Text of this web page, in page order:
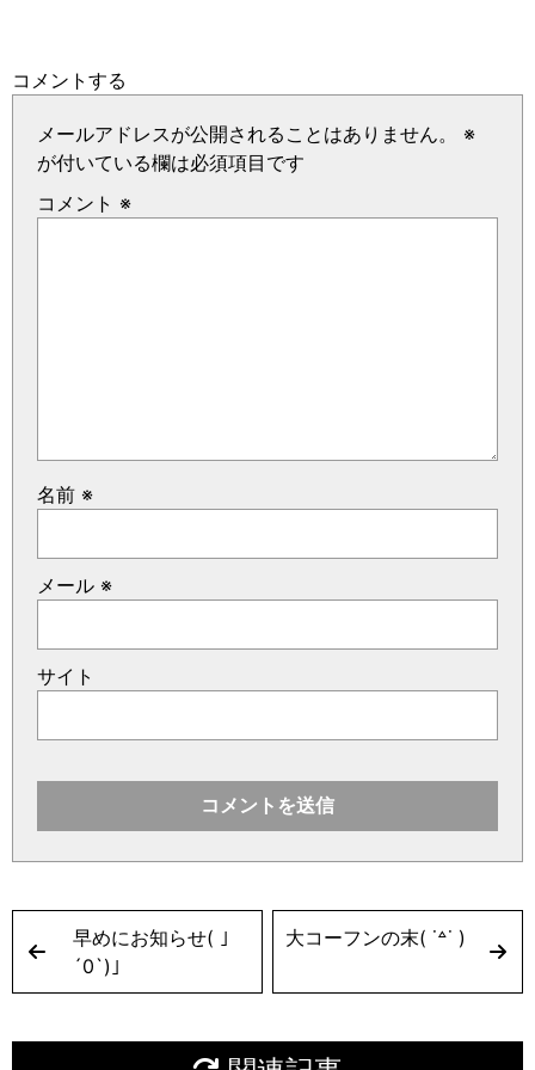
コメントする
メールアドレスが公開されることはありません。
※
が付いている欄は必須項目です
コメント ※
名前 ※
メール ※
サイト
早めにお知らせ( ｣
´0`)｣
大コーフンの末( ˙꒫˙ )